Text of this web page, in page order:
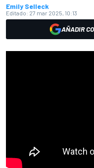
Emily Selleck
Editado: 27 mar 2025, 10:13
AÑADIR